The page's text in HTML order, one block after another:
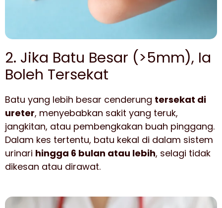
2. Jika Batu Besar (>5mm), Ia
Boleh Tersekat
Batu yang lebih besar cenderung tersekat di
ureter, menyebabkan sakit yang teruk,
jangkitan, atau pembengkakan buah pinggang.
Dalam kes tertentu, batu kekal di dalam sistem
urinari hingga 6 bulan atau lebih, selagi tidak
dikesan atau dirawat.